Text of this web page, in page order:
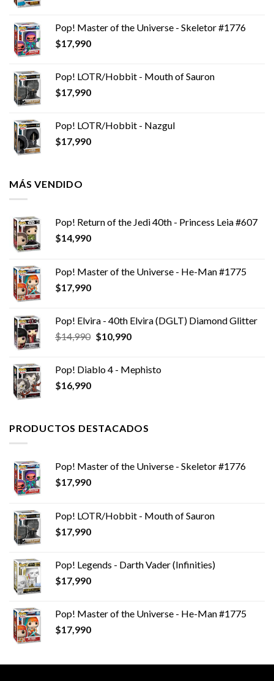
Pop! Master of the Universe - Skeletor #1776
$17,990
Pop! LOTR/Hobbit - Mouth of Sauron
$17,990
Pop! LOTR/Hobbit - Nazgul
$17,990
MÁS VENDIDO
Pop! Return of the Jedi 40th - Princess Leia #607
$14,990
Pop! Master of the Universe - He-Man #1775
$17,990
Pop! Elvira - 40th Elvira (DGLT) Diamond Glitter
$14,990 El
era:
$10,990El
es:
Pop! Diablo 4 - Mephisto
$16,990
PRODUCTOS DESTACADOS
Pop! Master of the Universe - Skeletor #1776
$17,990
Pop! LOTR/Hobbit - Mouth of Sauron
$17,990
Pop! Legends - Darth Vader (Infinities)
$17,990
Pop! Master of the Universe - He-Man #1775
$17,990